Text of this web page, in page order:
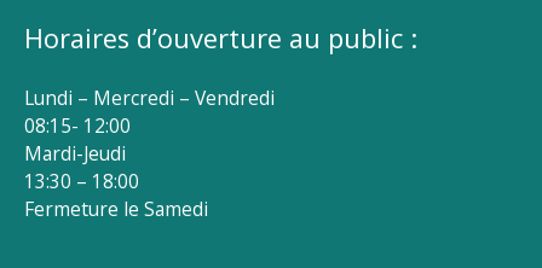
Horaires d’ouverture au public :
Lundi – Mercredi – Vendredi
08:15- 12:00
Mardi-Jeudi
13:30 – 18:00
Fermeture le Samedi